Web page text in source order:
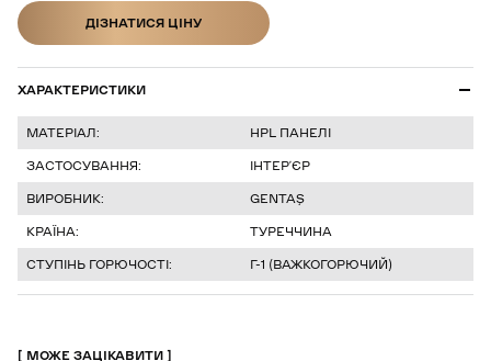
ДІЗНАТИСЯ ЦІНУ
ХАРАКТЕРИСТИКИ
МАТЕРІАЛ:
HPL ПАНЕЛІ
ЗАСТОСУВАННЯ:
ІНТЕР’ЄР
ВИРОБНИК:
GENTAŞ
КРАЇНА:
ТУРЕЧЧИНА
СТУПІНЬ ГОРЮЧОСТІ:
Г-1 (ВАЖКОГОРЮЧИЙ)
МОЖЕ ЗАЦІКАВИТИ